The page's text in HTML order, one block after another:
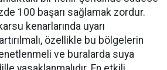
100 başarı sağlamak zordur.
kenarlarında uyarı
özellikle bu bölgelerin
ve buralarda suya